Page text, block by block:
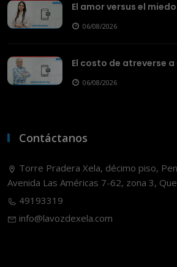
El amor versus el miedo
06/08/2026
El costo de atreverse
06/08/2026
Contáctanos
Torre Pradera Xela, décimo piso,
Avenida Las Américas 7-62, zona 3,
49193319
info@lavozdexela.com